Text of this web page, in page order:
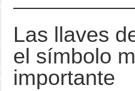
Las llaves
el símbolo
importante